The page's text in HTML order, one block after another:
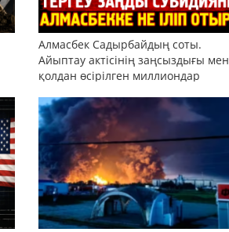
Алмасбек Садырбайдың соты.
Айыптау актісінің заңсыздығы мен
қолдан өсірілген миллиондар